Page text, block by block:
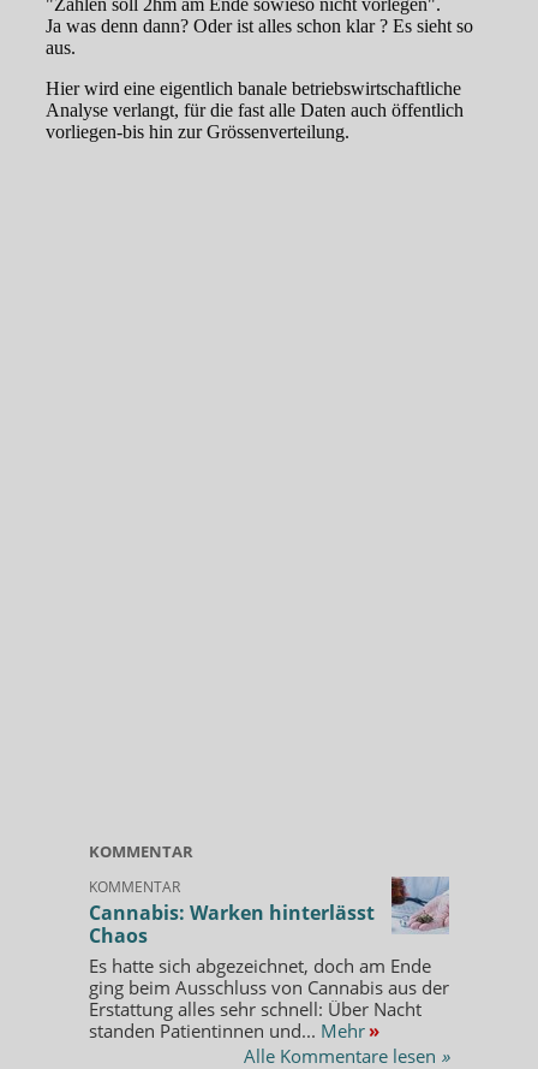
KOMMENTAR
KOMMENTAR
Cannabis: Warken hinterlässt
Chaos
Es hatte sich abgezeichnet, doch am Ende
ging beim Ausschluss von Cannabis aus der
Erstattung alles sehr schnell: Über Nacht
standen Patientinnen und... Mehr »
Alle Kommentare lesen »